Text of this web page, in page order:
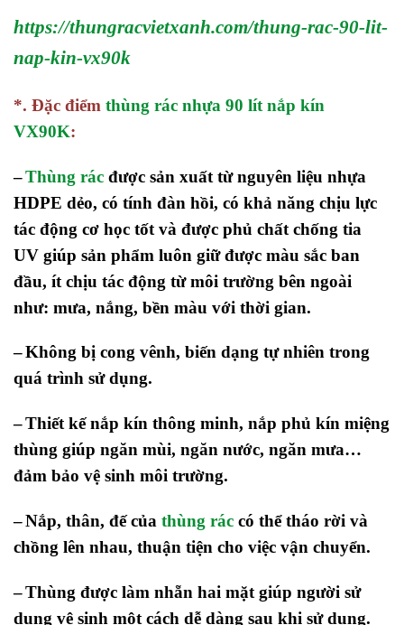
https://thungracvietxanh.com/thung-rac-90-lit-
nap-kin-vx90k
*. Đặc điểm thùng rác nhựa 90 lít nắp kín
VX90K:
–Thùng rác được sản xuất từ nguyên liệu nhựa
HDPE dẻo, có tính đàn hồi, có khả năng chịu lực
tác động cơ học tốt và được phủ chất chống tia
UV giúp sản phẩm luôn giữ được màu sắc ban
đầu, ít chịu tác động từ môi trường bên ngoài
như: mưa, nắng, bền màu với thời gian.
–Không bị cong vênh, biến dạng tự nhiên trong
quá trình sử dụng.
–Thiết kế nắp kín thông minh, nắp phủ kín miệng
thùng giúp ngăn mùi, ngăn nước, ngăn mưa…
đảm bảo vệ sinh môi trường.
–Nắp, thân, đế của thùng rác có thể tháo rời và
chồng lên nhau, thuận tiện cho việc vận chuyển.
–Thùng được làm nhẵn hai mặt giúp người sử
dụng vệ sinh một cách dễ dàng sau khi sử dụng.